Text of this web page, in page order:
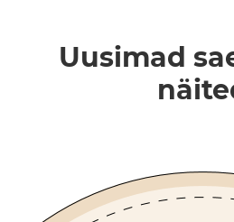
Uusimad